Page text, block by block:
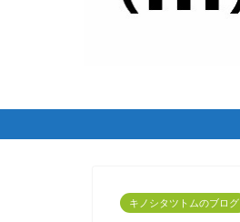
キノシタツトムのブログ